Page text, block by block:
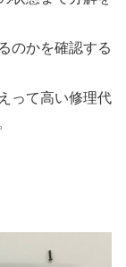
のかを確認する
って高い修理代